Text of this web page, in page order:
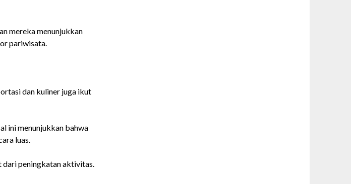
mereka menunjukkan
pariwisata.
dan kuliner juga ikut
ini menunjukkan bahwa
luas.
dari peningkatan aktivitas.